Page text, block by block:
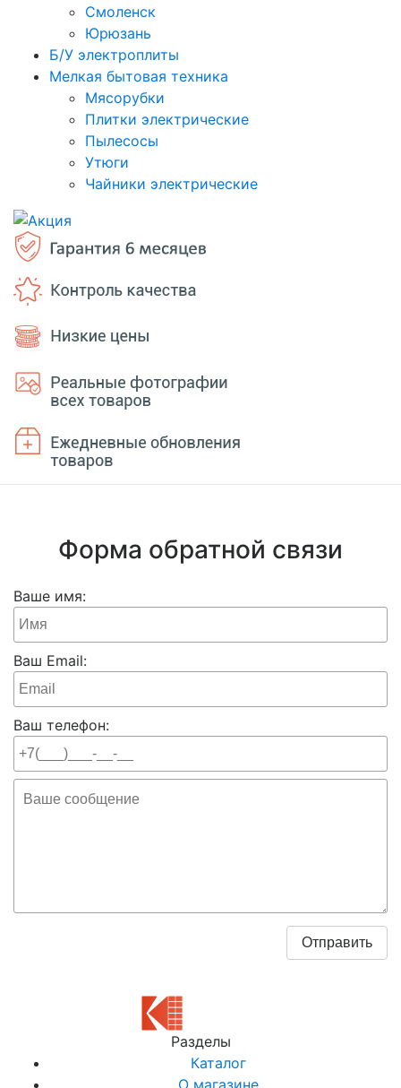
Смоленск
Юрюзань
Б/У электроплиты
Мелкая бытовая техника
Мясорубки
Плитки электрические
Пылесосы
Утюги
Чайники электрические
Форма обратной связи
Ваше имя:
Ваш Email:
Ваш телефон:
Разделы
Каталог